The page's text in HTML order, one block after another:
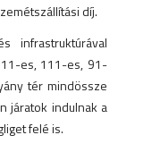
díj.
infrastruktúrával
es, 111-es, 91-
tér mindössze
járatok indulnak a
felé is.